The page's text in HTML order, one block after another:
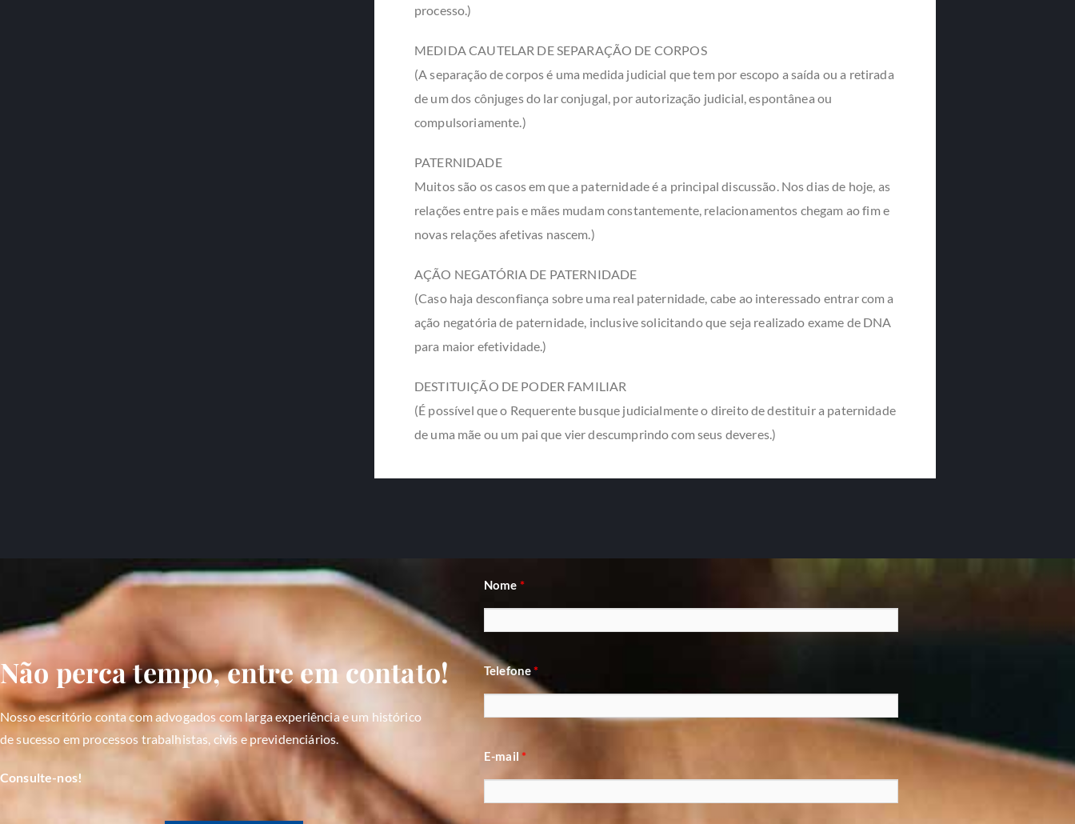
processo.)
MEDIDA CAUTELAR DE SEPARAÇÃO DE CORPOS
(A separação de corpos é uma medida judicial que tem por escopo a saída ou a retirada
de um dos cônjuges do lar conjugal, por autorização judicial, espontânea ou
compulsoriamente.)
PATERNIDADE
Muitos são os casos em que a paternidade é a principal discussão. Nos dias de hoje, as
relações entre pais e mães mudam constantemente, relacionamentos chegam ao fim e
novas relações afetivas nascem.)
AÇÃO NEGATÓRIA DE PATERNIDADE
(Caso haja desconfiança sobre uma real paternidade, cabe ao interessado entrar com a
ação negatória de paternidade, inclusive solicitando que seja realizado exame de DNA
para maior efetividade.)
DESTITUIÇÃO DE PODER FAMILIAR
(É possível que o Requerente busque judicialmente o direito de destituir a paternidade
de uma mãe ou um pai que vier descumprindo com seus deveres.)
Não perca tempo, entre em contato!
Nosso escritório conta com advogados com larga experiência e um histórico
de sucesso em processos trabalhistas, civis e previdenciários.
Consulte-nos!
Nome *
Telefone*
E-mail*